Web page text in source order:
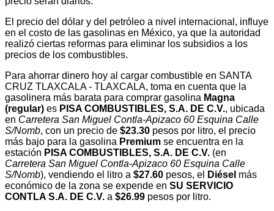
El precio del dólar y del petróleo a nivel internacional, influye
en el costo de las gasolinas en México, ya que la autoridad
realizó ciertas reformas para eliminar los subsidios a los
precios de los combustibles.
Para ahorrar dinero hoy al cargar combustible en SANTA
CRUZ TLAXCALA - TLAXCALA, toma en cuenta que la
gasolinera más barata para comprar gasolina Magna
(regular) es PISA COMBUSTIBLES, S.A. DE C.V., ubicada
en Carretera San Miguel Contla-Apizaco 60 Esquina Calle
S/Nomb, con un precio de $23.30 pesos por litro, el precio
más bajo para la gasolina Premium se encuentra en la
estación PISA COMBUSTIBLES, S.A. DE C.V. (en
Carretera San Miguel Contla-Apizaco 60 Esquina Calle
S/Nomb), vendiendo el litro a $27.60 pesos, el Diésel más
económico de la zona se expende en SU SERVICIO
CONTLA S.A. DE C.V. a $26.99 pesos por litro.